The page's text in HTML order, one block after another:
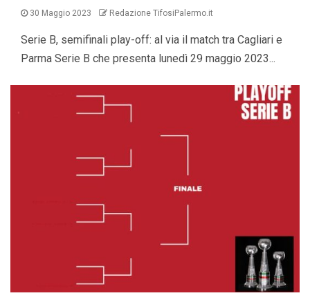
30 Maggio 2023 Redazione TifosiPalermo.it
Serie B, semifinali play-off: al via il match tra Cagliari e
Parma Serie B che presenta lunedì 29 maggio 2023...